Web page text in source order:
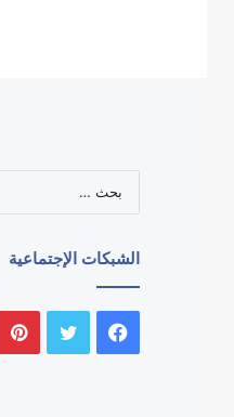
الشبكات الإجتماعية
فيسبوك تويتر